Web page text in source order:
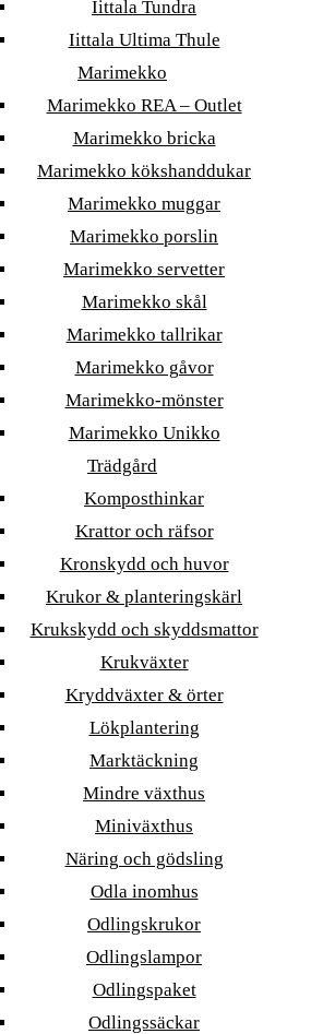
Iittala Tundra
Iittala Ultima Thule
Marimekko
Marimekko REA – Outlet
Marimekko bricka
Marimekko kökshanddukar
Marimekko muggar
Marimekko porslin
Marimekko servetter
Marimekko skål
Marimekko tallrikar
Marimekko gåvor
Marimekko-mönster
Marimekko Unikko
Trädgård
Komposthinkar
Krattor och räfsor
Kronskydd och huvor
Krukor & planteringskärl
Krukskydd och skyddsmattor
Krukväxter
Kryddväxter & örter
Lökplantering
Marktäckning
Mindre växthus
Miniväxthus
Näring och gödsling
Odla inomhus
Odlingskrukor
Odlingslampor
Odlingspaket
Odlingssäckar